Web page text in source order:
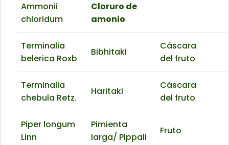
Ammonii
chloridum
Cloruro de
amonio
Terminalia
belerica Roxb
Bibhitaki
Cáscara
del fruto
Terminalia
chebula Retz.
Haritaki
Cáscara
del fruto
Piper longum
Linn
Pimienta
larga/ Pippali
Fruto